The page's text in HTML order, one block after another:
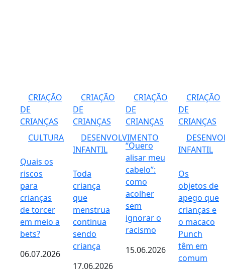
CRIAÇÃO
DE
CRIANÇAS
CULTURA
Quais os
riscos
para
crianças
de torcer
em meio a
bets?
06.07.2026
CRIAÇÃO
DE
CRIANÇAS
DESENVOLVIMENTO
INFANTIL
Toda
criança
que
menstrua
continua
sendo
criança
17.06.2026
CRIAÇÃO
DE
CRIANÇAS
“Quero
alisar meu
cabelo”:
como
acolher
sem
ignorar o
racismo
15.06.2026
CRIAÇÃO
DE
CRIANÇAS
INFANTIL
Os
objetos de
apego que
crianças e
o macaco
Punch
têm em
comum